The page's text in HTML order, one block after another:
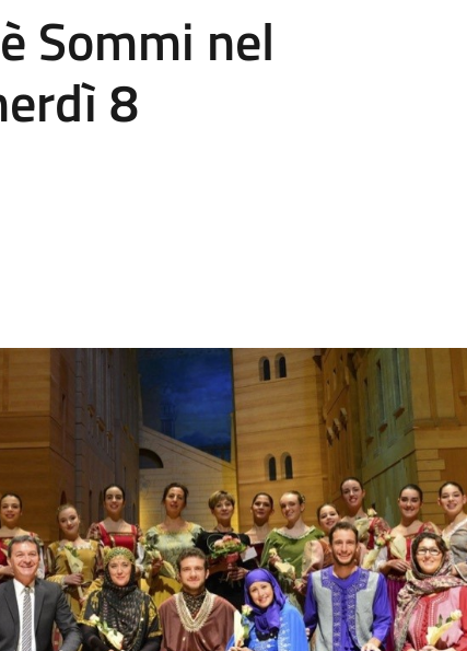
Sommi nel
8